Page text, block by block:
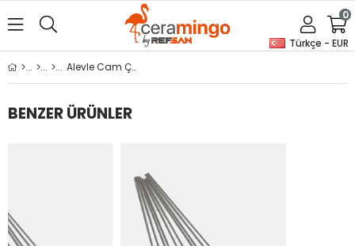
Türkçe - EUR
0
Alevle Cam Çalışma - Sığ Silindir Grafit Kalıp
BENZER ÜRÜNLER